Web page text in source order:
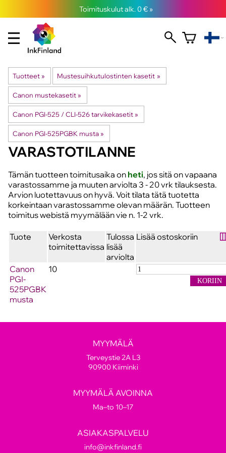
Toimituskulut alk. 0 € »
Tuotteet ‪» Mustesuihkutulostinten kasetit ‪»
Canon mustekasetit ‪»
Canon PGI-525 / CLI-526 tarvikekasetit ‪»
Canon PGI-525PGBK musta ‪»
VARASTOTILANNE
Tämän tuotteen toimitusaika on heti, jos sitä on vapaana
varastossamme ja muuten arviolta 3 - 20 vrktilauksesta.
Arvion luotettavuus on hyvä. Voit tilata tätä tuotetta
korkeintaan varastossamme olevan määrän. Tuotteen
toimitus webistä myymälään vie n. 1-2 vrk.
Tuote
Verkosta
toimitettavissa
Tulossa
lisää
arviolta
Lisää ostoskoriin
Canon
PGI-
525PGBK
musta
10
MYYMÄLÄ
Terveystie 2A L3
90900 Kiiminki
MYYMÄLÄ AVOINNA
Ma–to 10–17
ASIAKASPALVELU
info@inkfinland.fi